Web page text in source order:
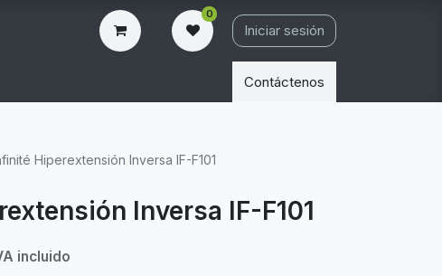
0
Iniciar sesión
Contáctenos
Hiperextensión Inversa IF-F101
Inversa IF-F101
incluido